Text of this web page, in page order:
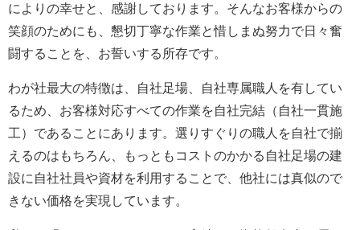
によりの幸せと、感謝しております。そんなお客様からの
笑顔のためにも、懇切丁寧な作業と惜しまぬ努力で日々奮
闘することを、お誓いする所存です。
わが社最大の特徴は、自社足場、自社専属職人を有してい
るため、お客様対応すべての作業を自社完結（自社一貫施
工）であることにあります。選りすぐりの職人を自社で揃
えるのはもちろん、もっともコストのかかる自社足場の建
設に自社社員や資材を利用することで、他社には真似ので
きない価格を実現しています。